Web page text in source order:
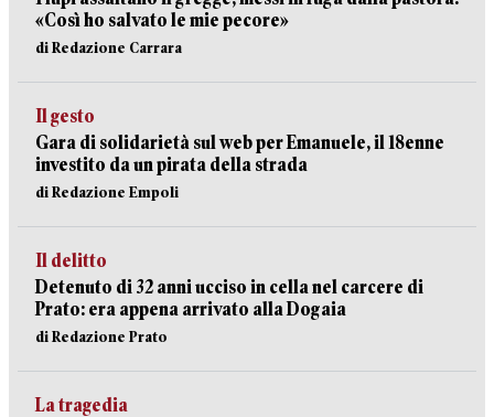
«Così ho salvato le mie pecore»
di Redazione Carrara
Il gesto
Gara di solidarietà sul web per Emanuele, il 18enne
investito da un pirata della strada
di Redazione Empoli
Il delitto
Detenuto di 32 anni ucciso in cella nel carcere di
Prato: era appena arrivato alla Dogaia
di Redazione Prato
La tragedia